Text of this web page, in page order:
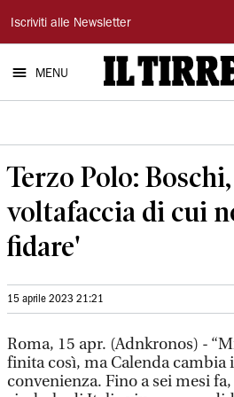
Il
Tirreno
Iscriviti alle Newsletter
MENU
Terzo Polo:
voltafaccia di cui
fidare'
15 aprile 2023 21:21
Roma, 15 apr. (Adnkronos) -
finita così, ma Calenda cambia
convenienza. Fino a sei mesi